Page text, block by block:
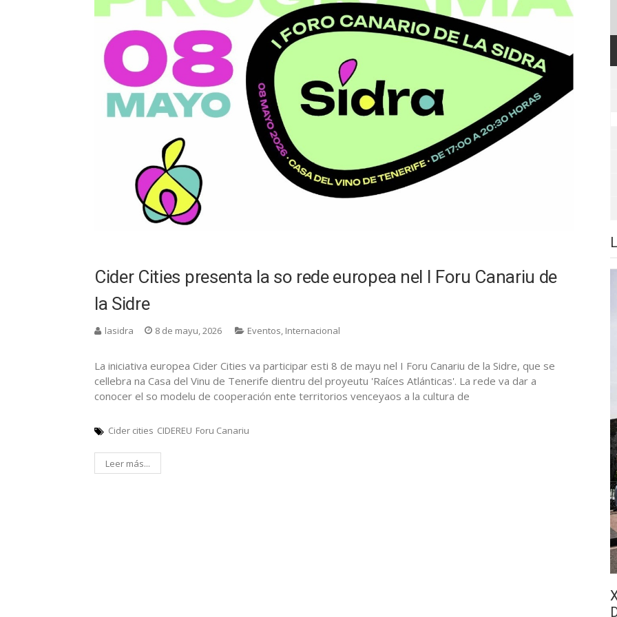
Cider Cities presenta la so rede europea nel I Foru Canariu de
la Sidre
lasidra 8 de mayu, 2026 Eventos, Internacional
La iniciativa europea Cider Cities va participar esti 8 de mayu nel I Foru Canariu de la Sidre, que se
cellebra na Casa del Vinu de Tenerife dientru del proyeutu 'Raíces Atlánticas'. La rede va dar a
conocer el so modelu de cooperación ente territorios venceyaos a la cultura de
Cider cities CIDEREU Foru Canariu
Leer más...